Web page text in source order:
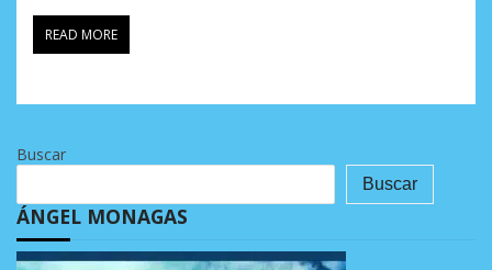
READ MORE
Buscar
Buscar
ÁNGEL MONAGAS